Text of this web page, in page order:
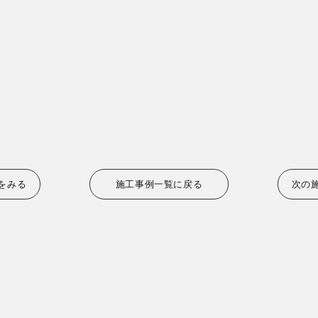
みる 施工事例一覧に戻る 次の